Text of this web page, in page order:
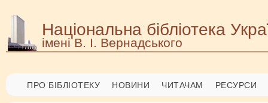
Національна бібліотека
імені В. І. Вернадського
ПРО БІБЛІОТЕКУ НОВИНИ ЧИТАЧАМ РЕСУРСИ